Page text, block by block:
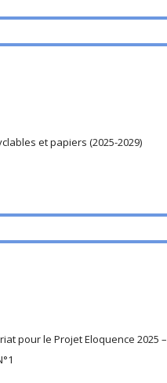
et papiers (2025-2029)
pour le Projet Eloquence 2025 –